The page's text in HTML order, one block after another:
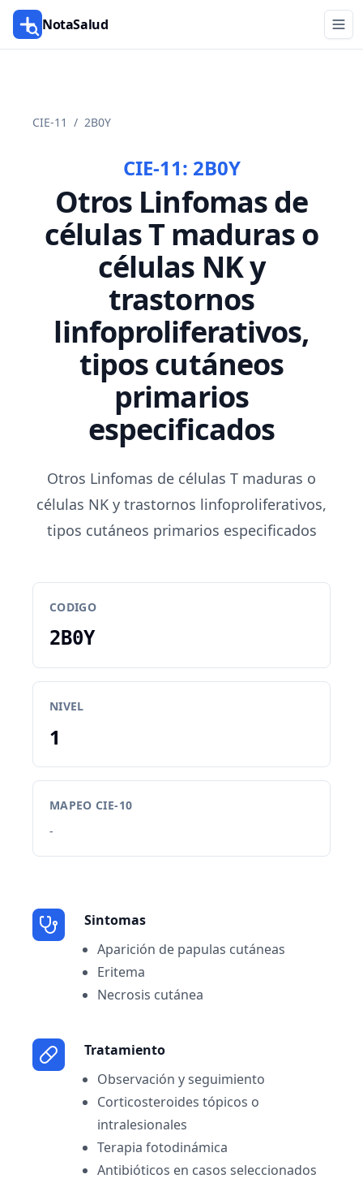
NotaSalud
CIE-11 / 2B0Y
CIE-11: 2B0Y
Otros Linfomas de
células T maduras o
células NK y
trastornos
linfoproliferativos,
tipos cutáneos
primarios
especificados
Otros Linfomas de células T maduras o
células NK y trastornos linfoproliferativos,
tipos cutáneos primarios especificados
CODIGO
2B0Y
NIVEL
1
MAPEO CIE-10
-
Sintomas
Aparición de papulas cutáneas
Eritema
Necrosis cutánea
Tratamiento
Observación y seguimiento
Corticosteroides tópicos o
intralesionales
Terapia fotodinámica
Antibióticos en casos seleccionados